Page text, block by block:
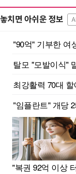
놓치면 아쉬운 정보